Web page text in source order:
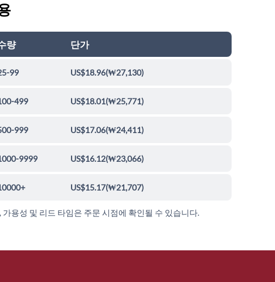
량 단가
99 US$18.96(₩27,130)
499 US$18.01(₩25,771)
999 US$17.06(₩24,411)
9999 US$16.12(₩23,066)
US$15.17(₩21,707)
가용성 및 리드 타임은 주문 시점에 확인될 수 있습니다.